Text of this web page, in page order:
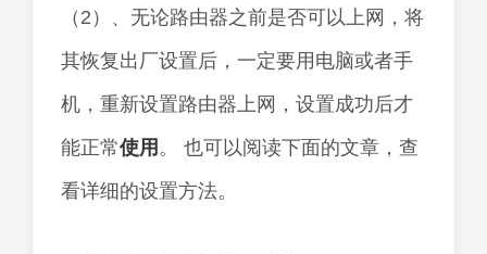
（2）、无论路由器之前是否可以上网，将
其恢复出厂设置后，一定要用电脑或者手
机，重新设置路由器上网，设置成功后才
能正常使用 。 也可以阅读下面的文章，查
看详细的设置方法。